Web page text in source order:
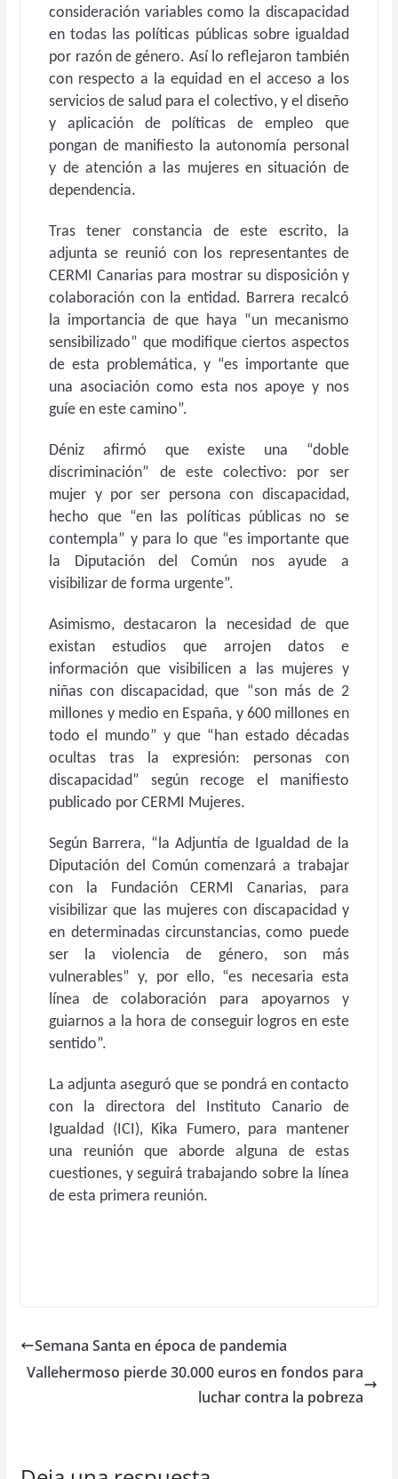
consideración variables como la discapacidad
en todas las políticas públicas sobre igualdad
por razón de género. Así lo reflejaron también
con respecto a la equidad en el acceso a los
servicios de salud para el colectivo, y el diseño
y aplicación de políticas de empleo que
pongan de manifiesto la autonomía personal
y de atención a las mujeres en situación de
dependencia.
Tras tener constancia de este escrito, la
adjunta se reunió con los representantes de
CERMI Canarias para mostrar su disposición y
colaboración con la entidad. Barrera recalcó
la importancia de que haya “un mecanismo
sensibilizado” que modifique ciertos aspectos
de esta problemática, y “es importante que
una asociación como esta nos apoye y nos
guíe en este camino”.
Déniz afirmó que existe una “doble
discriminación” de este colectivo: por ser
mujer y por ser persona con discapacidad,
hecho que “en las políticas públicas no se
contempla” y para lo que “es importante que
la Diputación del Común nos ayude a
visibilizar de forma urgente”.
Asimismo, destacaron la necesidad de que
existan estudios que arrojen datos e
información que visibilicen a las mujeres y
niñas con discapacidad, que “son más de 2
millones y medio en España, y 600 millones en
todo el mundo” y que “han estado décadas
ocultas tras la expresión: personas con
discapacidad” según recoge el manifiesto
publicado por CERMI Mujeres.
Según Barrera, “la Adjuntía de Igualdad de la
Diputación del Común comenzará a trabajar
con la Fundación CERMI Canarias, para
visibilizar que las mujeres con discapacidad y
en determinadas circunstancias, como puede
ser la violencia de género, son más
vulnerables” y, por ello, “es necesaria esta
línea de colaboración para apoyarnos y
guiarnos a la hora de conseguir logros en este
sentido”.
La adjunta aseguró que se pondrá en contacto
con la directora del Instituto Canario de
Igualdad (ICI), Kika Fumero, para mantener
una reunión que aborde alguna de estas
cuestiones, y seguirá trabajando sobre la línea
de esta primera reunión.
Semana Santa en época de pandemia
Vallehermoso pierde 30.000 euros en fondos para
luchar contra la pobreza